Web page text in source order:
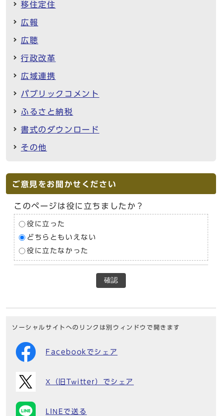
移住定住
広報
広聴
行政改革
広域連携
パブリックコメント
ふるさと納税
書式のダウンロード
その他
ご意見をお聞かせください
このページは役に立ちましたか？
役に立った
どちらともいえない
役に立たなかった
確認
ソーシャルサイトへのリンクは別ウィンドウで開きます
Facebookでシェア
X（旧Twitter）でシェア
LINEで送る